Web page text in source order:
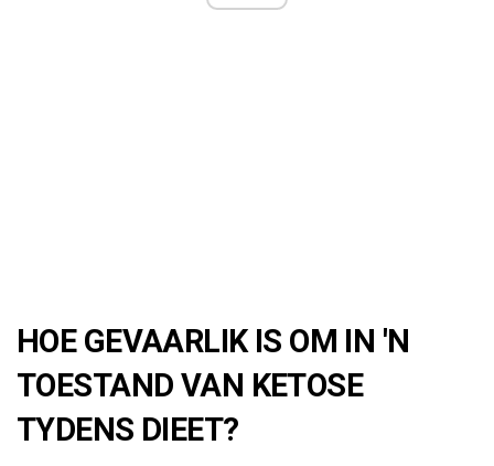
HOE GEVAARLIK IS OM IN 'N
TOESTAND VAN KETOSE
TYDENS DIEET?